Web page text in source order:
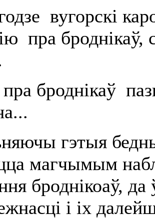
вугорскі
пра
пра броднікаў
гэтыя
магчымым
броднікоаў, да
і іх